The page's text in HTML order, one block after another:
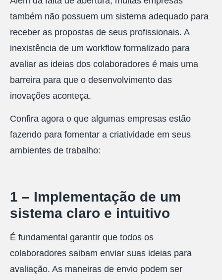
também não possuem um sistema adequado para
receber as propostas de seus profissionais. A
inexistência de um workflow formalizado para
avaliar as ideias dos colaboradores é mais uma
barreira para que o desenvolvimento das
inovações aconteça.
Confira agora o que algumas empresas estão
fazendo para fomentar a criatividade em seus
ambientes de trabalho:
1 – Implementação de um
sistema claro e intuitivo
É fundamental garantir que todos os
colaboradores saibam enviar suas ideias para
avaliação. As maneiras de envio podem ser